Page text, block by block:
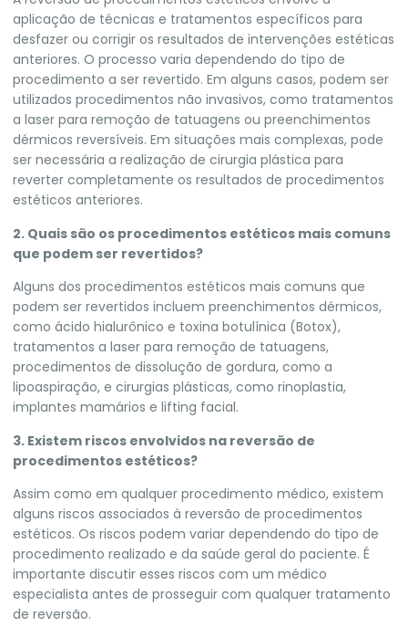
aplicação de técnicas e tratamentos específicos para
desfazer ou corrigir os resultados de intervenções estéticas
anteriores. O processo varia dependendo do tipo de
procedimento a ser revertido. Em alguns casos, podem ser
utilizados procedimentos não invasivos, como tratamentos
a laser para remoção de tatuagens ou preenchimentos
dérmicos reversíveis. Em situações mais complexas, pode
ser necessária a realização de cirurgia plástica para
reverter completamente os resultados de procedimentos
estéticos anteriores.
2. Quais são os procedimentos estéticos mais comuns
que podem ser revertidos?
Alguns dos procedimentos estéticos mais comuns que
podem ser revertidos incluem preenchimentos dérmicos,
como ácido hialurônico e toxina botulínica (Botox),
tratamentos a laser para remoção de tatuagens,
procedimentos de dissolução de gordura, como a
lipoaspiração, e cirurgias plásticas, como rinoplastia,
implantes mamários e lifting facial.
3. Existem riscos envolvidos na reversão de
procedimentos estéticos?
Assim como em qualquer procedimento médico, existem
alguns riscos associados à reversão de procedimentos
estéticos. Os riscos podem variar dependendo do tipo de
procedimento realizado e da saúde geral do paciente. É
importante discutir esses riscos com um médico
especialista antes de prosseguir com qualquer tratamento
de reversão.